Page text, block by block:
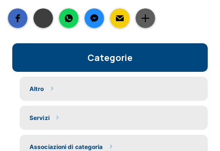
Categorie
Altro
Servizi
Associazioni di categoria